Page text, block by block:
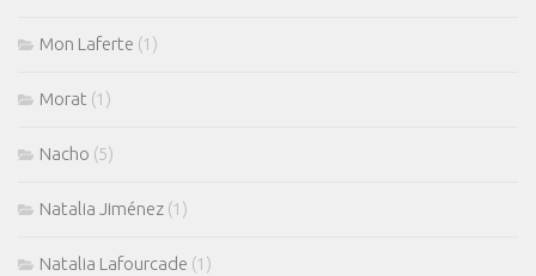
Mon Laferte (1)
Morat (1)
Nacho (5)
Natalia Jiménez (1)
Natalia Lafourcade (1)